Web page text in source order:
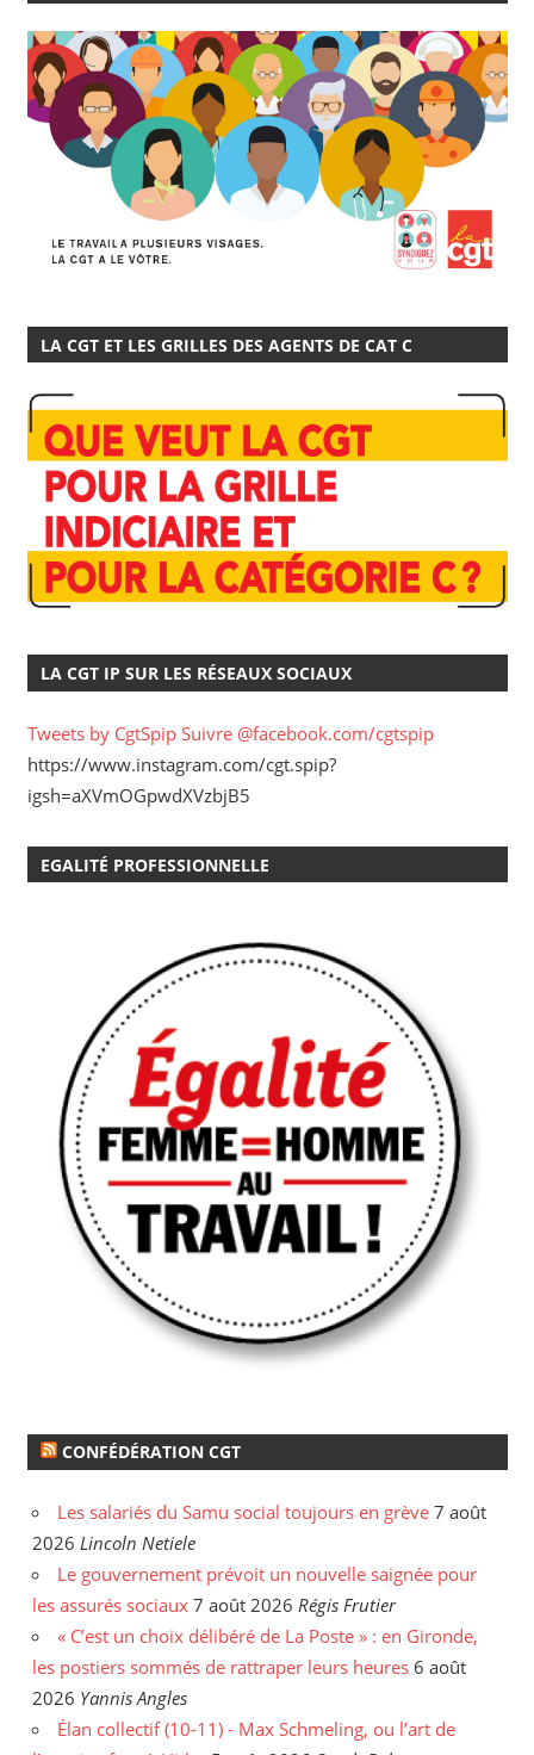
LA CGT ET LES GRILLES DES AGENTS DE CAT C
LA CGT IP SUR LES RÉSEAUX SOCIAUX
Tweets by CgtSpip Suivre @facebook.com/cgtspip
https://www.instagram.com/cgt.spip?
igsh=aXVmOGpwdXVzbjB5
EGALITÉ PROFESSIONNELLE
CONFÉDÉRATION CGT
Les salariés du Samu social toujours en grève 7 août
2026 Lincoln Netiele
Le gouvernement prévoit un nouvelle saignée pour
les assurés sociaux 7 août 2026 Régis Frutier
« C’est un choix délibéré de La Poste » : en Gironde,
les postiers sommés de rattraper leurs heures 6 août
2026 Yannis Angles
Élan collectif (10-11) - Max Schmeling, ou l’art de